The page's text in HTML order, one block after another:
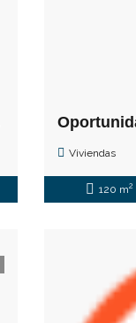
Viviendas
120 m2